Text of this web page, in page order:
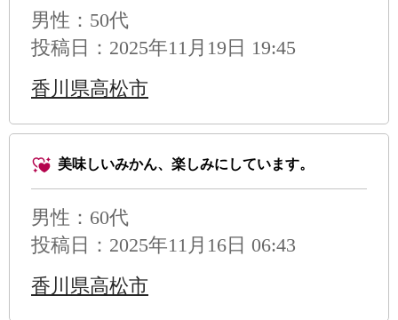
男性 ：50代
投稿日：2025年11月19日 19:45
香川県高松市
美味しいみかん、楽しみにしています。
男性 ：60代
投稿日：2025年11月16日 06:43
香川県高松市